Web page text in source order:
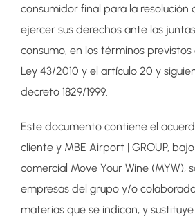
consumidor final para la
ejercer sus derechos ante las
consumo, en los términos previstos
Ley 43/2010 y el artículo 20 y
decreto 1829/1999.
Este documento contiene el
cliente y MBE Airport | GROUP,
comercial Move Your Wine (MYW),
empresas del grupo y/o
materias que se indican, y